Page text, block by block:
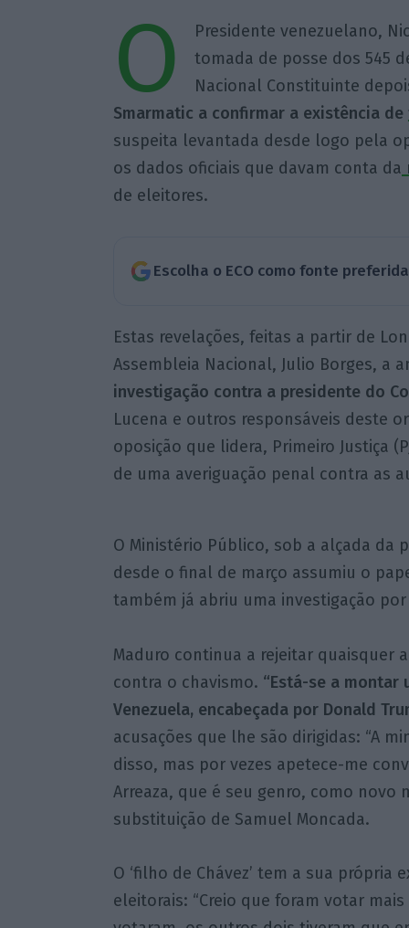
O
Presidente venezuelano,
tomada de posse dos 545
Nacional Constituinte
Smarmatic a confirmar a existência de
suspeita levantada desde logo pela
os dados oficiais que davam conta da
de eleitores.
Escolha o ECO como fonte
Estas revelações, feitas a partir de
Assembleia Nacional, Julio Borges, a
investigação contra a presidente do
Lucena e outros responsáveis deste
oposição que lidera, Primeiro Justiça
de uma averiguação penal contra as
O Ministério Público, sob a alçada da
desde o final de março assumiu o
também já abriu uma investigação
Maduro continua a rejeitar quaisquer
contra o chavismo. “Está-se a montar
Venezuela, encabeçada por Donald
acusações que lhe são dirigidas: “A
disso, mas por vezes apetece-me
Arreaza, que é seu genro, como novo
substituição de Samuel Moncada.
O ‘filho de Chávez’ tem a sua própria
eleitorais: “Creio que foram votar